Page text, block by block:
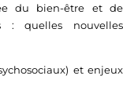
du bien-être et de
: quelles nouvelles
et enjeux